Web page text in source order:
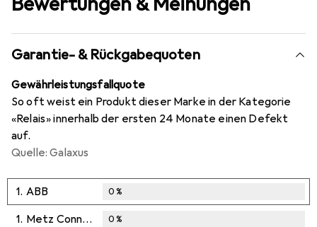
Garantie- & Rückgabequoten
Gewährleistungsfallquote
So oft weist ein Produkt dieser Marke in der Kategorie
«Relais» innerhalb der ersten 24 Monate einen Defekt
auf.
Quelle: Galaxus
1. ABB 0%
1. Metz Connect 0%